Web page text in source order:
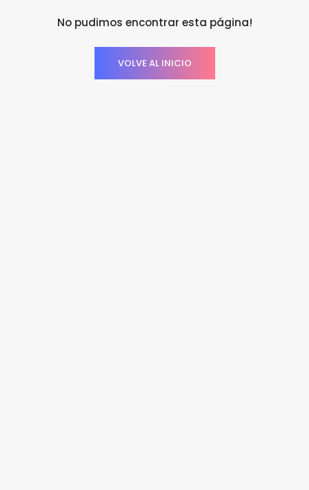
No pudimos encontrar esta página!
VOLVE AL INICIO